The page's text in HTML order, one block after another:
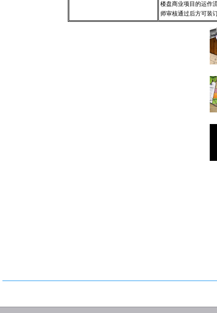
楼盘商业项目的运作
师审核通过后方可装